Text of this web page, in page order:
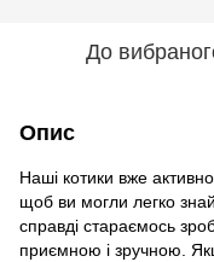
До
Опис
Наші котики вже
щоб ви могли легко
справді стараємось
приємною і зручною.